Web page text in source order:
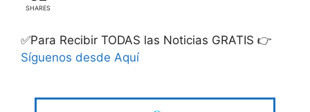
SHARES
✅Para Recibir TODAS las Noticias GRATIS 👉
Síguenos desde Aquí